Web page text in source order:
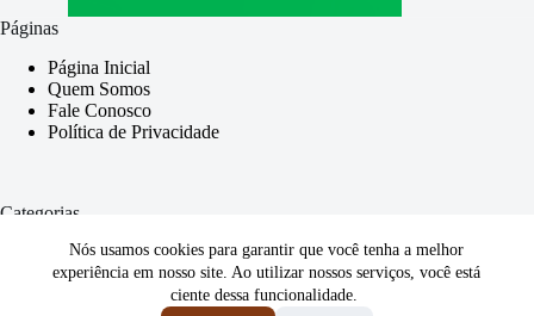
Nós usamos cookies para garantir que você tenha a melhor
experiência em nosso site. Ao utilizar nossos serviços, você está
ciente dessa funcionalidade.
Páginas
Página Inicial
Quem Somos
Fale Conosco
Política de Privacidade
Categorias
Geral
Trabalhista